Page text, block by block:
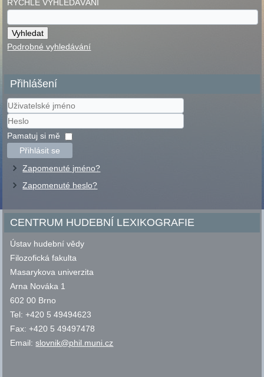
RYCHLÉ VYHLEDÁVÁNÍ
Podrobné vyhledávání
Přihlášení
Uživatelské
jméno
Heslo
Pamatuj si mě
Přihlásit se
Zapomenuté jméno?
Zapomenuté heslo?
CENTRUM HUDEBNÍ LEXIKOGRAFIE
Ústav hudební vědy
Filozofická fakulta
Masarykova univerzita
Arna Nováka 1
602 00 Brno
Tel: +420 5 49494623
Fax: +420 5 49497478
Email:slovnik@phil.muni.cz